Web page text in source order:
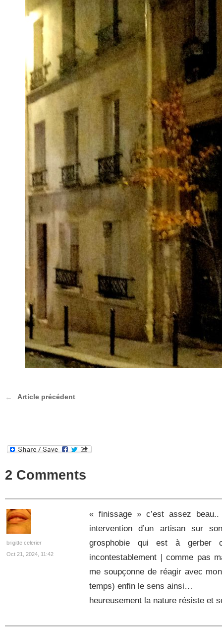
Article précédent
2 Comments
brigitte celerier
Oct 21, 2024, 11:42
« finissage » c’est assez
intervention d’un artisan sur
grosphobie qui est à gerber
incontestablement | comme pas
me soupçonne de réagir avec
temps) enfin le sens ainsi…
heureusement la nature résiste et